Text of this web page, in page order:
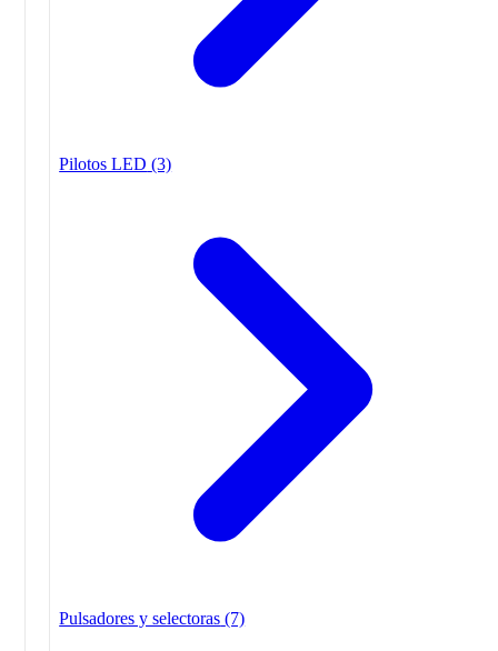
Pilotos LED (3)
Pulsadores y selectoras (7)